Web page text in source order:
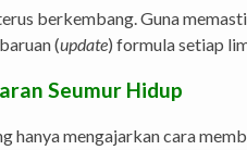
berkembang. Guna
(update) formula setiap
Seumur Hidup
hanya mengajarkan cara